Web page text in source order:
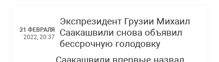
21 ФЕВРАЛЯ
2022, 20:37
Экспрезидент Грузии Михаил
Саакашвили снова объявил
бессрочную голодовку